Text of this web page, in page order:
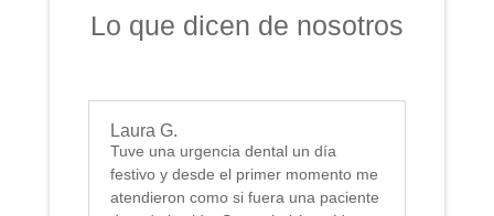
Lo que dicen de nosotros
Laura G.
Tuve una urgencia dental un día
festivo y desde el primer momento me
atendieron como si fuera una paciente